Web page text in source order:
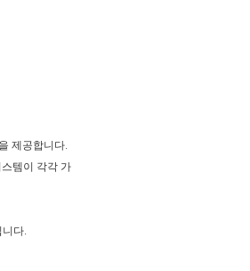
제공합니다.
템이 각각 가
다.